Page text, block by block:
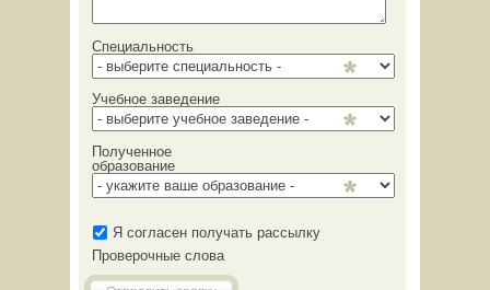
Специальность
Учебное заведение
Полученное
образование
Я согласен получать рассылку
Проверочные слова